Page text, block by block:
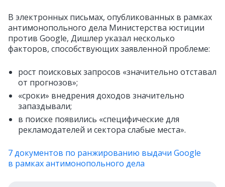
В электронных письмах, опубликованных в рамках
антимонопольного дела Министерства юстиции
против Google, Дишлер указал несколько
факторов, способствующих заявленной проблеме:
рост поисковых запросов «значительно отставал
от прогнозов»;
«сроки» внедрения доходов значительно
запаздывали;
в поиске появились «специфические для
рекламодателей и сектора слабые места».
7 документов по ранжированию выдачи Google
в рамках антимонопольного дела